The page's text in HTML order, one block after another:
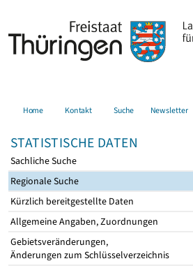
Home Kontakt Suche Newsletter
STATISTISCHE DATEN
Sachliche Suche
Regionale Suche
Kürzlich bereitgestellte Daten
Allgemeine Angaben, Zuordnungen
Gebietsveränderungen,
Änderungen zum Schlüsselverzeichnis